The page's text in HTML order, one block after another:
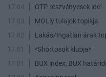
17:04
OTP részvényesek ide!
17:03
MOLly tulajok topikja
17:02
Lakás/Ingatlan árak
17:01
*Shortosok klubja*
17:01
BUX index, BUX